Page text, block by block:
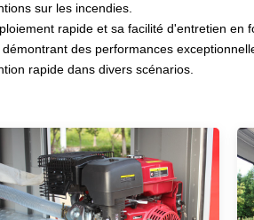
sur les incendies.
rapide et sa facilité d'entretien en
des performances
rapide dans divers scénarios.